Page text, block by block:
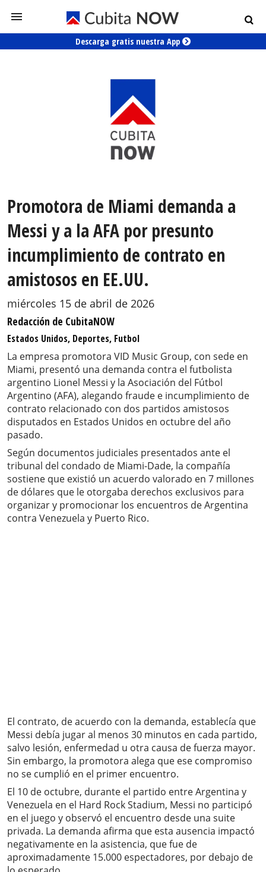
Descarga gratis nuestra App
Promotora de Miami demanda a
Messi y a la AFA por presunto
incumplimiento de contrato en
amistosos en EE.UU.
miércoles 15 de abril de 2026
Redacción de CubitaNOW
Estados Unidos, Deportes, Futbol
La empresa promotora VID Music Group, con sede en
Miami, presentó una demanda contra el futbolista
argentino Lionel Messi y la Asociación del Fútbol
Argentino (AFA), alegando fraude e incumplimiento de
contrato relacionado con dos partidos amistosos
disputados en Estados Unidos en octubre del año
pasado.
Según documentos judiciales presentados ante el
tribunal del condado de Miami-Dade, la compañía
sostiene que existió un acuerdo valorado en 7 millones
de dólares que le otorgaba derechos exclusivos para
organizar y promocionar los encuentros de Argentina
contra Venezuela y Puerto Rico.
El contrato, de acuerdo con la demanda, establecía que
Messi debía jugar al menos 30 minutos en cada partido,
salvo lesión, enfermedad u otra causa de fuerza mayor.
Sin embargo, la promotora alega que ese compromiso
no se cumplió en el primer encuentro.
El 10 de octubre, durante el partido entre Argentina y
Venezuela en el Hard Rock Stadium, Messi no participó
en el juego y observó el encuentro desde una suite
privada. La demanda afirma que esta ausencia impactó
negativamente en la asistencia, que fue de
aproximadamente 15.000 espectadores, por debajo de